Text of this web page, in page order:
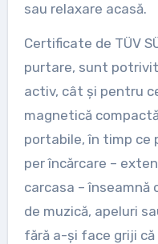
sau relaxare acasă.
Certificate de TÜV
purtare, sunt
activ, cât și pentru
magnetică
portabile, în timp ce
per încărcare –
carcasa –
de muzică, apeluri
fără a-și face griji